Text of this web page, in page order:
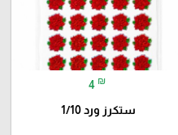
4 ₪
ستكرز ورد 1/10